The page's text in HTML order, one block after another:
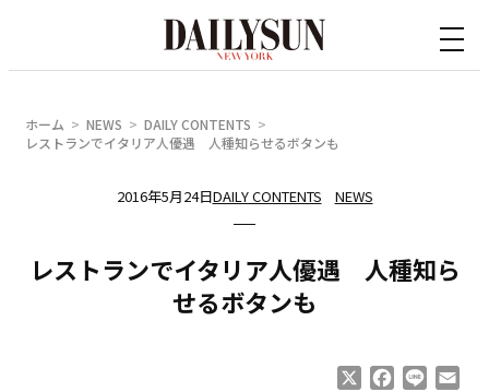
ホーム NEWS
DAILY CONTENTS
レストランでイタリア人優遇 人種知らせるボタンも
2016年5月24日DAILY CONTENTS NEWS
レストランでイタリア人優遇 人種知ら
せるボタンも
Facebook
Line